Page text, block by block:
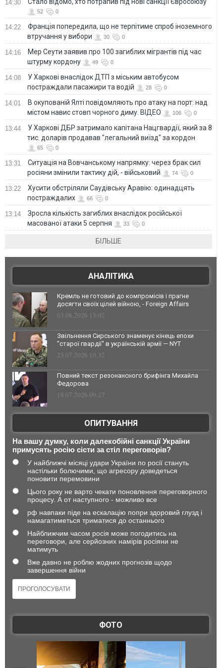
14:30
52 0
14:22
Франція попередила, що не терпітиме спроб іноземного
втручання у вибори
30 0
14:16
Мер Сеути заявив про 100 загиблих мігрантів під час
штурму кордону
49 0
14:08
У Харкові внаслідок ДТП з міським автобусом
постраждали пасажири та водій
28 0
14:01
В окупованій Ялті повідомляють про атаку на порт: над
містом навис стовп чорного диму. ВІДЕО
106 0
13:44
У Харкові ДБР затримало капітана Нацгвардії, який за 8
тис. доларів продавав "легальний виїзд" за кордон
65 0
13:31
Ситуація на Вовчанському напрямку: через брак сил
росіяни змінили тактику дій, - військовий
74 0
13:22
Хусити обстріляли Саудівську Аравію: одинадцять
постраждалих
66 0
13:14
Зросла кількість загиблих внаслідок російської
масованої атаки 5 серпня
33 0
БІЛЬШЕ
АНАЛІТИКА
Кремль не готовий до компромісів і прагне
досягти своїх цілей війною, - Foreign Affairs
03.08.2026 13:02
Звільнення Сирського знаменує кінець епохи
"старої гвардії" в українській армії — NYT
23.07.2026 10:32
Повний текст резонансного брифінга Михайла
Федорова
18.07.2026 09:27
ОПИТУВАННЯ
На вашу думку, коли далекобійні санкції України
примусять росію сісти за стіл переговорів?
У найближчі місяці удари України по росії стануть
настільки болючими, що агресору доведеться
поновити перемовини
Цього року не варто чекати поновлення переговорного
процесу. А от наступного - можливо все
рф навпаки піде на ескалацію попри здоровий глузд і
намагатиметься триматися до останнього
Найближчим часом росія може погодитись на
переговори, але серйозних намірів росіяни не
матимуть
Вже давно не роблю жодних прогнозів щодо
завершення війни
ФОТО